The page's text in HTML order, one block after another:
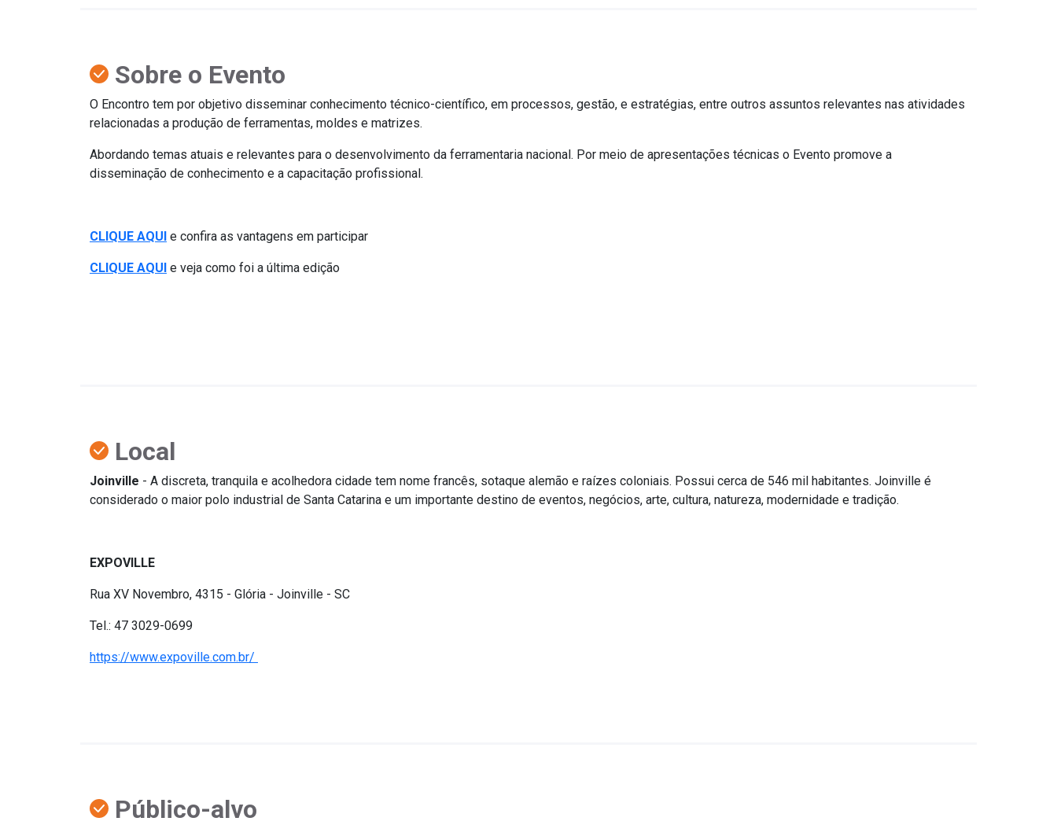
Sobre o Evento
O Encontro tem por objetivo disseminar conhecimento técnico-científico, em processos, gestão, e estratégias, entre outros assuntos relevantes nas atividades
relacionadas a produção de ferramentas, moldes e matrizes.
Abordando temas atuais e relevantes para o desenvolvimento da ferramentaria nacional. Por meio de apresentações técnicas o Evento promove a
disseminação de conhecimento e a capacitação profissional.
CLIQUE AQUI e confira as vantagens em participar
CLIQUE AQUI e veja como foi a última edição
Local
Joinville - A discreta, tranquila e acolhedora cidade tem nome francês, sotaque alemão e raízes coloniais. Possui cerca de 546 mil habitantes. Joinville é
considerado o maior polo industrial de Santa Catarina e um importante destino de eventos, negócios, arte, cultura, natureza, modernidade e tradição.
EXPOVILLE
Rua XV Novembro, 4315 - Glória - Joinville - SC
Tel.: 47 3029-0699
https://www.expoville.com.br/
Público-alvo